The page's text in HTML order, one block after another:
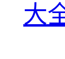
大